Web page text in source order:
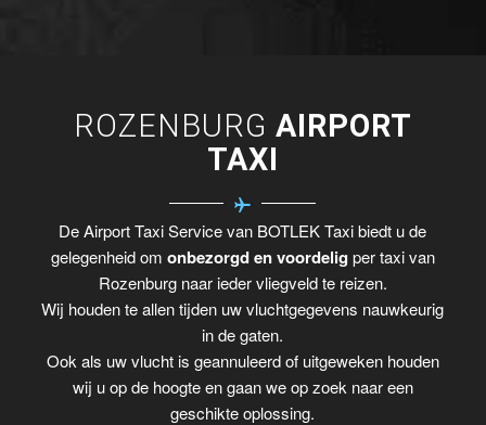
ROZENBURG AIRPORT
TAXI
De Airport Taxi Service van BOTLEK Taxi biedt u de
gelegenheid om onbezorgd en voordelig per taxi van
Rozenburg naar ieder vliegveld te reizen.
Wij houden te allen tijden uw vluchtgegevens nauwkeurig
in de gaten.
Ook als uw vlucht is geannuleerd of uitgeweken houden
wij u op de hoogte en gaan we op zoek naar een
geschikte oplossing.